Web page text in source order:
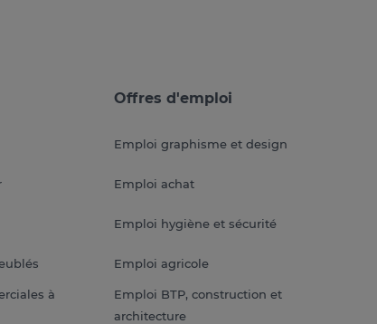
à
Offres d'emploi
Emploi graphisme et design
Emploi achat
Emploi hygiène et sécurité
Emploi agricole
Emploi BTP, construction et
architecture